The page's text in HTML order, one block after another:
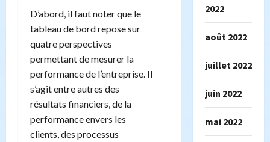
D’abord, il faut noter que le
tableau de bord repose sur
quatre perspectives
permettant de mesurer la
performance de l’entreprise. Il
s’agit entre autres des
résultats financiers, de la
performance envers les
clients, des processus
2022
août 2022
juillet 2022
juin 2022
mai 2022